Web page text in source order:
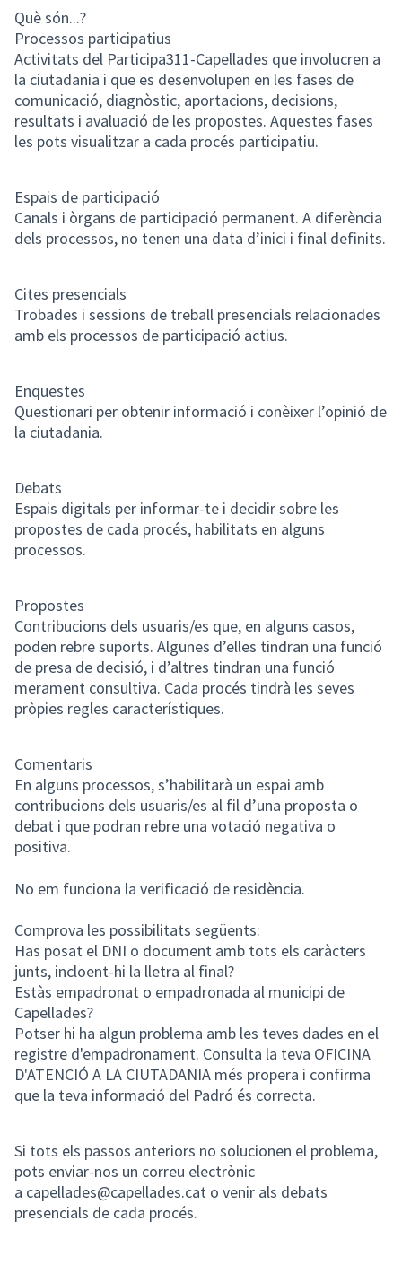
Què són...?
Processos participatius
Activitats del Participa311-Capellades que involucren a
la ciutadania i que es desenvolupen en les fases de
comunicació, diagnòstic, aportacions, decisions,
resultats i avaluació de les propostes. Aquestes fases
les pots visualitzar a cada procés participatiu.
Espais de participació
Canals i òrgans de participació permanent. A diferència
dels processos, no tenen una data d’inici i final definits.
Cites presencials
Trobades i sessions de treball presencials relacionades
amb els processos de participació actius.
Enquestes
Qüestionari per obtenir informació i conèixer l’opinió de
la ciutadania.
Debats
Espais digitals per informar-te i decidir sobre les
propostes de cada procés, habilitats en alguns
processos.
Propostes
Contribucions dels usuaris/es que, en alguns casos,
poden rebre suports. Algunes d’elles tindran una funció
de presa de decisió, i d’altres tindran una funció
merament consultiva. Cada procés tindrà les seves
pròpies regles característiques.
Comentaris
En alguns processos, s’habilitarà un espai amb
contribucions dels usuaris/es al fil d’una proposta o
debat i que podran rebre una votació negativa o
positiva.
No em funciona la verificació de residència.
Comprova les possibilitats següents:
Has posat el DNI o document amb tots els caràcters
junts, incloent-hi la lletra al final?
Estàs empadronat o empadronada al municipi de
Capellades?
Potser hi ha algun problema amb les teves dades en el
registre d'empadronament. Consulta la teva OFICINA
D'ATENCIÓ A LA CIUTADANIA més propera i confirma
que la teva informació del Padró és correcta.
Si tots els passos anteriors no solucionen el problema,
pots enviar-nos un correu electrònic
a capellades@capellades.cat o venir als debats
presencials de cada procés.